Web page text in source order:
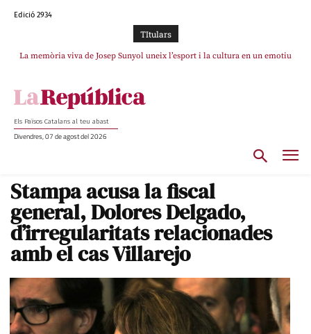
Edició 2934
TItulars
La memòria viva de Josep Sunyol uneix l’esport i la cultura en un emotiu
La “dignitat” a mitges de Marc Puigtió: renuncia a Girona pels àudios però
Els Països Catalans al teu abast
Divendres, 07 de agost del 2026
Stampa acusa la fiscal
general, Dolores Delgado,
d’irregularitats relacionades
amb el cas Villarejo